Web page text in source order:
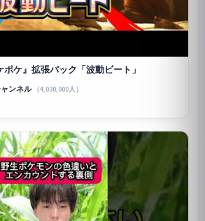
ポケ』拡張パック「波動ビート」
ンネル
（4,030,000人）